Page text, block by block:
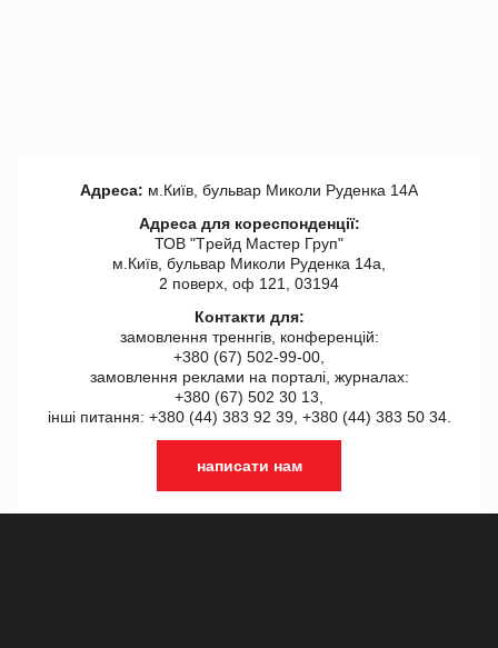
Адреса: м.Київ, бульвар Миколи Руденка 14А
Адреса для кореспонденції:
ТОВ "Tрейд Мастер Груп"
м.Київ, бульвар Миколи Руденка 14а,
2 поверх, оф 121, 03194
Контакти для:
замовлення треннгів, конференцій:
+380 (67) 502-99-00,
замовлення реклами на порталі, журналах:
+380 (67) 502 30 13,
інші питання: +380 (44) 383 92 39, +380 (44) 383 50 34.
написати нам